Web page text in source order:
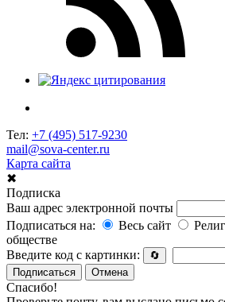
Тел: +7 (495) 517-9230
mail@sova-center.ru
Карта сайта
✖
Подписка
Ваш адрес электронной почты
Подписаться на:
Весь сайт
обществе
Введите код с картинки:
🔄
Подписаться
Отмена
Спасибо!